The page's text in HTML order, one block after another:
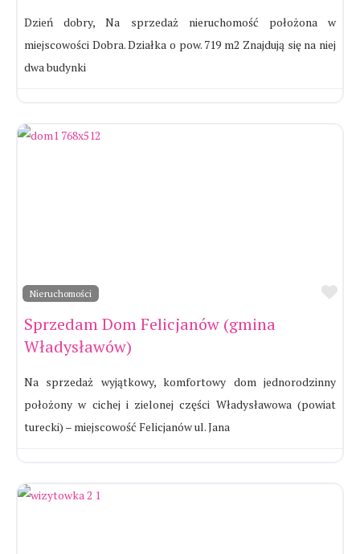
Dzień dobry, Na sprzedaż nieruchomość położona w
miejscowości Dobra. Działka o pow. 719 m2 Znajdują się na niej
dwa budynki
Nieruchomości
Sprzedam Dom Felicjanów (gmina
Władysławów)
Na sprzedaż wyjątkowy, komfortowy dom jednorodzinny
położony w cichej i zielonej części Władysławowa (powiat
turecki) – miejscowość Felicjanów ul. Jana